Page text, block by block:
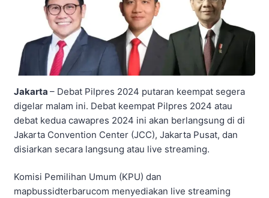
Jakarta – Debat Pilpres 2024 putaran keempat segera
digelar malam ini. Debat keempat Pilpres 2024 atau
debat kedua cawapres 2024 ini akan berlangsung di di
Jakarta Convention Center (JCC), Jakarta Pusat, dan
disiarkan secara langsung atau live streaming.
Komisi Pemilihan Umum (KPU) dan
mapbussidterbarucom menyediakan live streaming